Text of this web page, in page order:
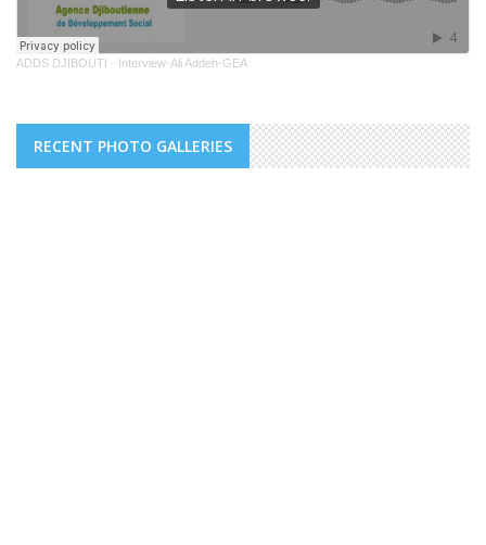
ADDS DJIBOUTI · Interview-Ali Addeh-GEA
RECENT PHOTO GALLERIES